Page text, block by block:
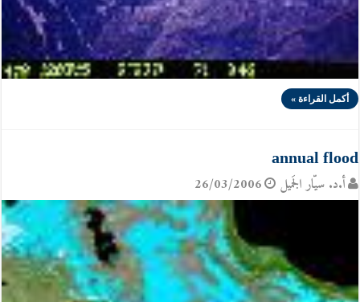
أكمل القراءة »
annual flood
أ.د. سيّار الجَميل 26/03/2006